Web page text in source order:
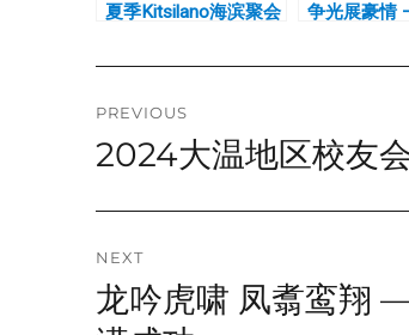
夏季Kitsilano海滨聚会
争光展豪情
高校校友会
Post
navigation
PREVIOUS
Previous
2024大温地区校友
NEXT
Next
post:
龙吟虎啸 凤翥鸾翔